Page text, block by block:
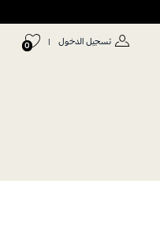
تسجيل الدخول |
0